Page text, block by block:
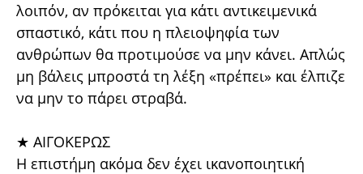
λοιπόν, αν πρόκειται για κάτι αντικειμενικά
σπαστικό, κάτι που η πλειοψηφία των
ανθρώπων θα προτιμούσε να μην κάνει. Απλώς
μη βάλεις μπροστά τη λέξη «πρέπει» και έλπιζε
να μην το πάρει στραβά.
★ ΑΙΓΟΚΕΡΩΣ
Η επιστήμη ακόμα δεν έχει ικανοποιητική